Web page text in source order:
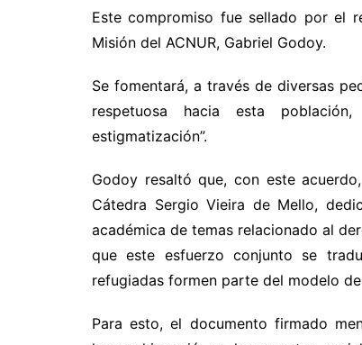
Este compromiso fue sellado por el
Misión del ACNUR, Gabriel Godoy.
Se fomentará, a través de diversas
respetuosa hacia esta
estigmatización”.
Godoy resaltó que, con este
Cátedra Sergio Vieira de Mello,
académica de temas relacionado al
que este esfuerzo conjunto se
refugiadas formen parte del modelo
Para esto, el documento firmado